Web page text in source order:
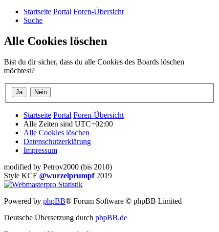
Startseite Portal Foren-Übersicht
Suche
Alle Cookies löschen
Bist du dir sicher, dass du alle Cookies des Boards löschen
möchtest?
Startseite Portal Foren-Übersicht
Alle Zeiten sind UTC+02:00
Alle Cookies löschen
Datenschutzerklärung
Impressum
modified by Petrov2000 (bis 2010)
Style KCF @wurzelprumpf2019
Powered by phpBB® Forum Software © phpBB Limited
Deutsche Übersetzung durch phpBB.de